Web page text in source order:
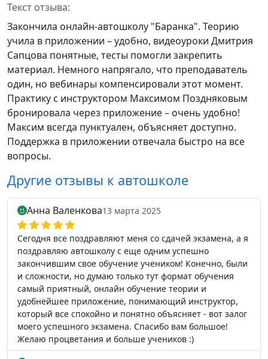
Текст отзыва:
Закончила онлайн-автошколу "Баранка". Теорию
учила в приложении – удобно, видеоуроки Дмитрия
Сапцова понятные, тесты помогли закрепить
материал. Немного напрягало, что преподаватель
один, но вебинары компенсировали этот момент.
Практику с инструктором Максимом Поздняковым
бронировала через приложение – очень удобно!
Максим всегда пунктуален, объясняет доступно.
Поддержка в приложении отвечала быстро на все
вопросы.
Другие отзывы к автошколе
Анна Валенкова13 марта 2025
Сегодня все поздравляют меня со сдачей экзамена, а я
поздравляю автошколу с еще одним успешно
закончившим свое обучение учеником! Конечно, были
и сложности, но думаю только тут формат обучения
самый приятный, онлайн обучение теории и
удобнейшее приложение, понимающий инструктор,
который все спокойно и понятно объясняет - вот залог
моего успешного экзамена. Спасибо вам большое!
Желаю процветания и больше учеников :)